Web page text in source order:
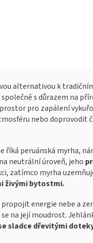
alternativou k
s důrazem na
pro zapálení
nebo doprovodit
říká peruánská myrha,
neutrální úroveň, jeho
zatímco myrha
živými bytostmi.
energie nebe a
na její moudrost.
sladce dřevitými